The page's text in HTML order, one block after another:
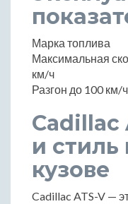
Марка топлива
Максимальная
км/ч
Разгон до 100 км/
Cadillac
и
кузове
Cadillac ATS-V —